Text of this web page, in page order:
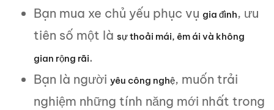
Bạn mua xe chủ yếu phục vụ gia đình, ưu
tiên số một là sự thoải mái, êm ái và không
gian rộng rãi.
Bạn là người yêu công nghệ, muốn trải
nghiệm những tính năng mới nhất trong